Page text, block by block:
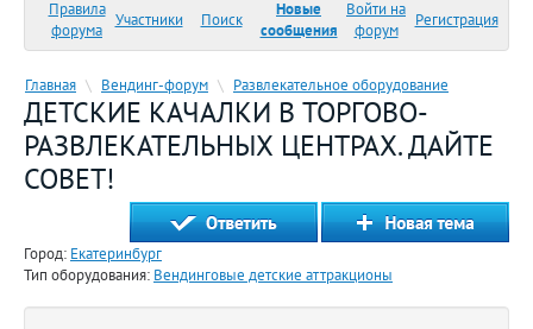
Правила
форума
Участники Поиск
Новые
сообщения
Войти на
форум
Регистрация
Главная \ Вендинг-форум \ Развлекательное оборудование
ДЕТСКИЕ КАЧАЛКИ В ТОРГОВО-
РАЗВЛЕКАТЕЛЬНЫХ ЦЕНТРАХ. ДАЙТЕ
СОВЕТ!
Город: Екатеринбург
Тип оборудования: Вендинговые детские аттракционы